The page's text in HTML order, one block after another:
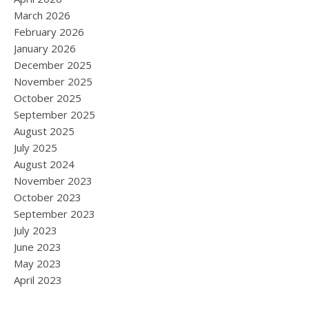
March 2026
February 2026
January 2026
December 2025
November 2025
October 2025
September 2025
August 2025
July 2025
August 2024
November 2023
October 2023
September 2023
July 2023
June 2023
May 2023
April 2023